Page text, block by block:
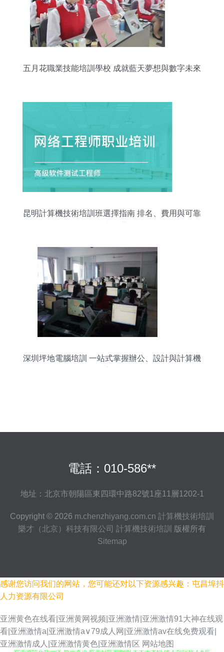
五月花職業技能培訓學校 成就藍天夢想與數字未來
昆明計算機技術培訓班選擇指南 排名、費用與可靠
深圳坪地電腦培訓 一站式掌握辦公、設計與計算機
電話：010-586**
地址：北京市朝陽區東四環中路82號1座11層1202-1
Copyright © 2026 m.chenzhiyang.com.cn 計算機技術培訓
樂才（北京）科技有限公司 計算機技術培訓
版權所有
Sitemap
感谢您访问我们的网站，您可能还对以下资源感兴趣：屯昌埠抖
人力资源有限公司
亚洲黄色在线看|亚洲黄网视频|亚洲激情|亚洲激情91大神在线观
看|亚洲激情a|亚洲激情a∨79成人网|亚洲激情av在线免费观看|
亚洲激情成人|亚洲激情黄色|亚洲激情区 网站地图
欧美激情在线一区 色一本道 欧美日性爱炮图 天天干无码 伊人影院成人A片